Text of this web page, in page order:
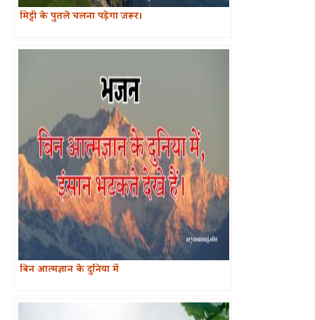
मिट्टी के पुतले चलना पड़ेगा जरूर।
बिन आत्मज्ञान के दुनिया में